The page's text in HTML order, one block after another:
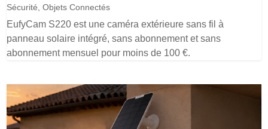
Sécurité ,Objets Connectés
EufyCam S220 est une caméra extérieure sans fil à
panneau solaire intégré, sans abonnement et sans
abonnement mensuel pour moins de 100 €.